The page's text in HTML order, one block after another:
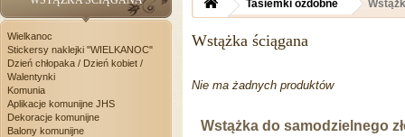
Wielkanoc
Stickersy naklejki "WIELKANOC"
Dzień chłopaka / Dzień kobiet /
Walentynki
Komunia
Aplikacje komunijne JHS
Dekoracje komunijne
Balony komunijne
Tasiemki ozdobne
Wstążka ściągana
Nie ma żadnych produktów
Wstążka do samodzielnego